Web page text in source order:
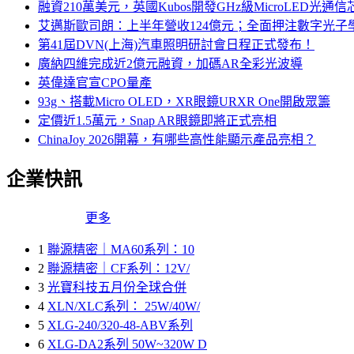
融資210萬美元，英國Kubos開發GHz級MicroLED光通信
艾邁斯歐司朗：上半年營收124億元；全面押注數字光子
第41屆DVN(上海)汽車照明研討會日程正式發布！
廣納四維完成近2億元融資，加碼AR全彩光波導
英偉達官宣CPO量產
93g、搭載Micro OLED，XR眼鏡URXR One開啟眾籌
定價近1.5萬元，Snap AR眼鏡即將正式亮相
ChinaJoy 2026開幕，有哪些高性能顯示產品亮相？
企業快訊
更多
1 聯源精密｜MA60系列：10
2 聯源精密｜CF系列：12V/
3 光寶科技五月份全球合併
4 XLN/XLC系列： 25W/40W/
5 XLG-240/320-48-ABV系列
6 XLG-DA2系列 50W~320W D